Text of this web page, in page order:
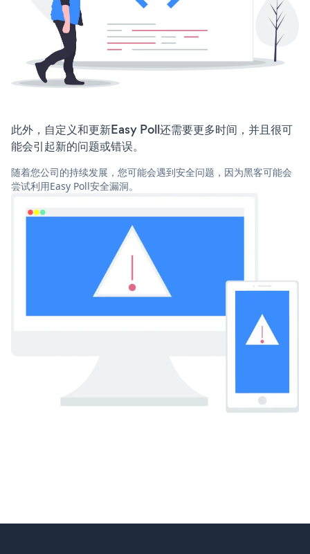
此外，自定义和更新Easy Poll还需要更多时间，并且很可
能会引起新的问题或错误。
随着您公司的持续发展，您可能会遇到安全问题，因为黑客可能会
尝试利用Easy Poll安全漏洞。